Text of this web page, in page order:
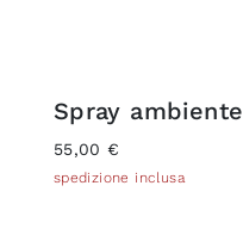
Spray ambiente
55,00 €
spedizione inclusa